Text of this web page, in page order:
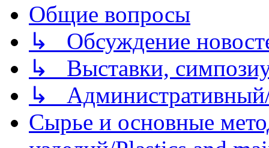
Общие вопросы
↳ Обсуждение
↳ Выставки,
↳
Сырье и основные